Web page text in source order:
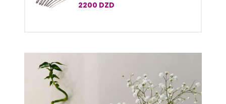
CM
2200 DZD